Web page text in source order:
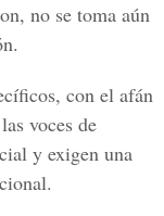
no se toma aún
con el afán
voces de
y exigen una